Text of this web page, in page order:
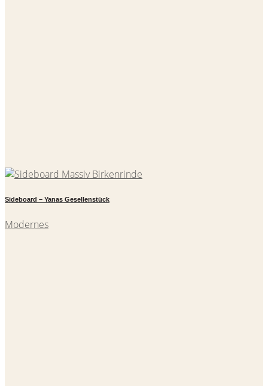
Sideboard – Yanas Gesellenstück
Modernes